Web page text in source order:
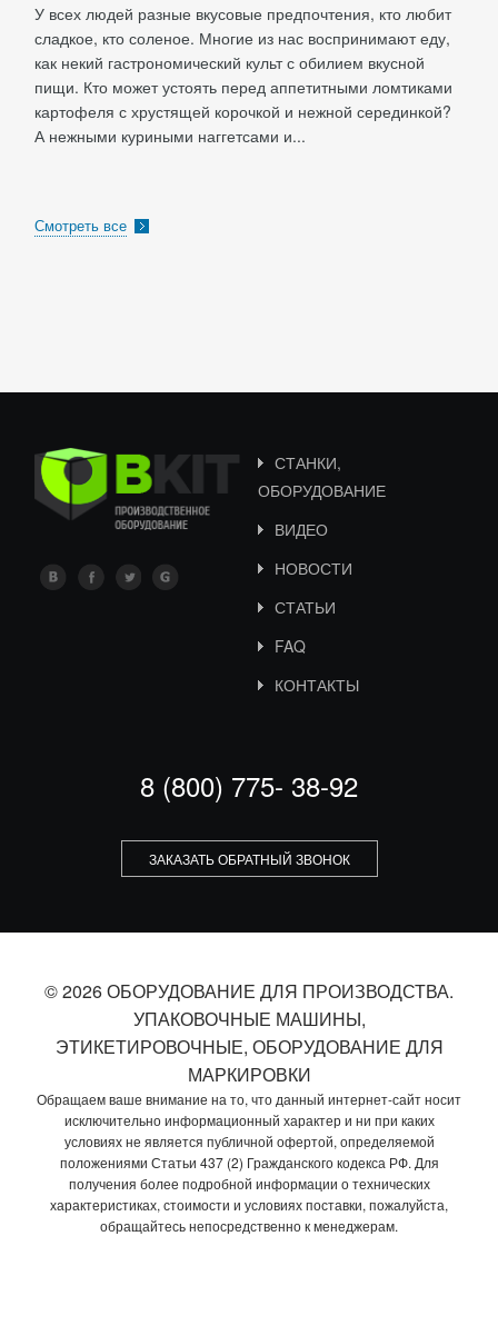
У всех людей разные вкусовые предпочтения, кто любит
сладкое, кто соленое. Многие из нас воспринимают еду,
как некий гастрономический культ с обилием вкусной
пищи. Кто может устоять перед аппетитными ломтиками
картофеля с хрустящей корочкой и нежной серединкой?
А нежными куриными наггетсами и...
Смотреть все
СТАНКИ,
ОБОРУДОВАНИЕ
ВИДЕО
НОВОСТИ
СТАТЬИ
FAQ
КОНТАКТЫ
8 (800) 775- 38-92
ЗАКАЗАТЬ ОБРАТНЫЙ ЗВОНОК
© 2026 ОБОРУДОВАНИЕ ДЛЯ ПРОИЗВОДСТВА.
УПАКОВОЧНЫЕ МАШИНЫ,
ЭТИКЕТИРОВОЧНЫЕ, ОБОРУДОВАНИЕ ДЛЯ
МАРКИРОВКИ
Обращаем ваше внимание на то, что данный интернет-сайт носит
исключительно информационный характер и ни при каких
условиях не является публичной офертой, определяемой
положениями Статьи 437 (2) Гражданского кодекса РФ. Для
получения более подробной информации о технических
характеристиках, стоимости и условиях поставки, пожалуйста,
обращайтесь непосредственно к менеджерам.